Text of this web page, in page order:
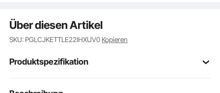
Über diesen Artikel
SKU: PGLCJKETTLE22IHXUV0 Kopieren
Produktspezifikation
Artikelmodellnum